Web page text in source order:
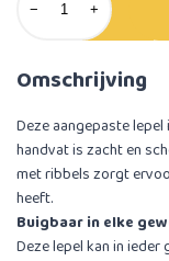
− +
Omschrijving
Deze aangepaste
handvat is zacht en
met ribbels zorgt
heeft.
Buigbaar in elke
Deze lepel kan in